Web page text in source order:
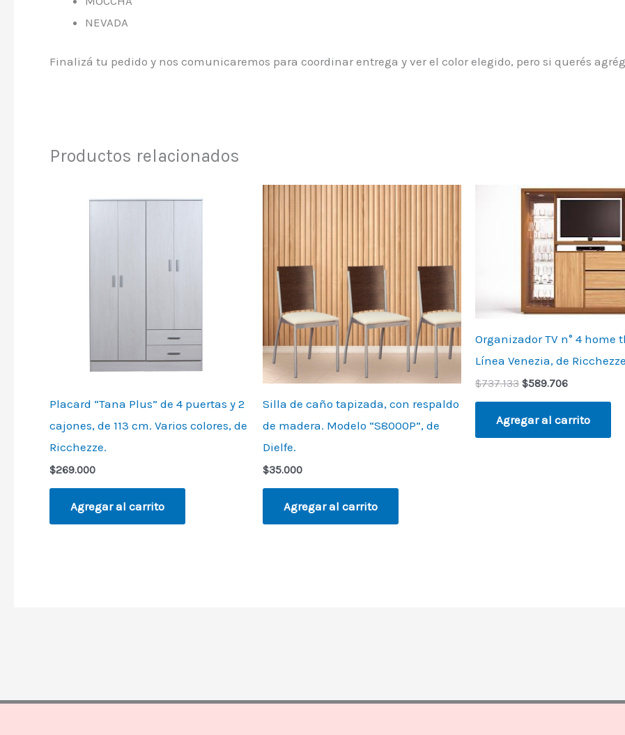
NEVADA
Finalizá tu pedido y nos comunicaremos para coordinar entrega y ver el color elegido, pero si querés
Productos relacionados
Placard “Tana Plus” de 4 puertas y 2
cajones, de 113 cm. Varios colores, de
Ricchezze.
$269.000
Agregar al carrito
Silla de caño tapizada, con respaldo
de madera. Modelo “S8000P”, de
Dielfe.
$35.000
Agregar al carrito
Organizador TV n° 4 home
Línea Venezia, de
$737.133
Original
price
was:
$737.133.
$589.706
Current
price
Agregar al carrito